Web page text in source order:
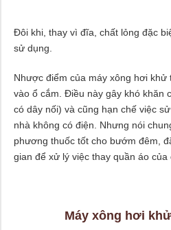
Đôi khi, thay vì đĩa, chất lỏng đặc
sử dụng.
Nhược điểm của máy xông hơi khử
vào ổ cắm. Điều này gây khó khăn
có dây nối) và cũng hạn chế việc
nhà không có điện. Nhưng nói
phương thuốc tốt cho bướm đêm,
gian để xử lý việc thay quần áo của
Máy xông hơi